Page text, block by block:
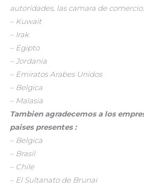
autoridades, las camara de
– Kuwait
– Irak
– Egipto
– Jordania
– Emiratos Arabes Unidos
– Belgica
– Malasia
Tambien agradecemos a los
paises presentes :
– Belgica
– Brasil
– Chile
– El Sultanato de Brunai